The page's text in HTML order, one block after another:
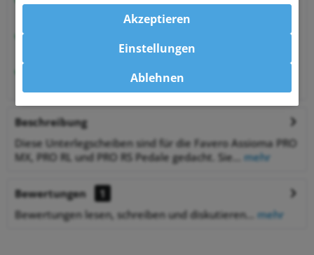
entspannt shoppen
bei Zahlung per Vorkasse
Beschreibung
Diese Unterlegscheiben sind für die Favero Assioma PRO
MX, PRO RL und PRO RS Pedale gedacht. Sie...
mehr
Bewertungen
1
Bewertungen lesen, schreiben und diskutieren...
mehr
Ablehnen
Akzeptieren
Einstellungen